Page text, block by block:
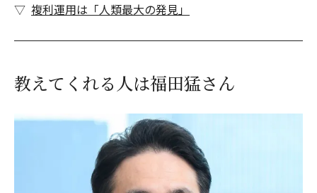
複利運用は「人類最大の発見」
教えてくれる人は福田猛さん